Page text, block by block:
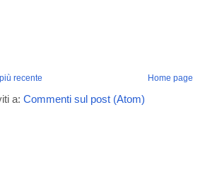
recente Home page
a: Commenti sul post (Atom)